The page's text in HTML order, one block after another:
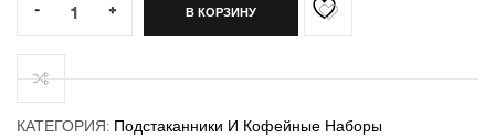
- + В КОРЗИНУ
КАТЕГОРИЯ: Подстаканники И Кофейные Наборы